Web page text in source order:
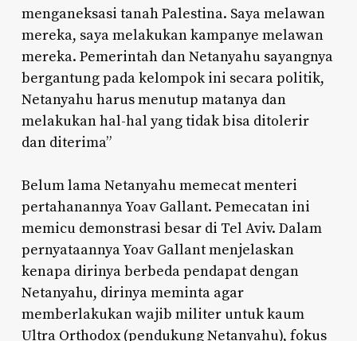
menganeksasi tanah Palestina. Saya melawan
mereka, saya melakukan kampanye melawan
mereka. Pemerintah dan Netanyahu sayangnya
bergantung pada kelompok ini secara politik,
Netanyahu harus menutup matanya dan
melakukan hal-hal yang tidak bisa ditolerir
dan diterima”
Belum lama Netanyahu memecat menteri
pertahanannya Yoav Gallant. Pemecatan ini
memicu demonstrasi besar di Tel Aviv. Dalam
pernyataannya Yoav Gallant menjelaskan
kenapa dirinya berbeda pendapat dengan
Netanyahu, dirinya meminta agar
memberlakukan wajib militer untuk kaum
Ultra Orthodox (pendukung Netanyahu), fokus